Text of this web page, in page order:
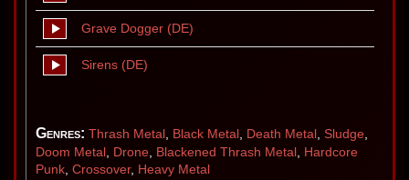
Grave Dogger (DE)
Sirens (DE)
Genres: Thrash Metal Black Metal Death Metal Sludge
Doom Metal
Drone Blackened Thrash Metal
Hardcore
Punk Crossover, Heavy Metal